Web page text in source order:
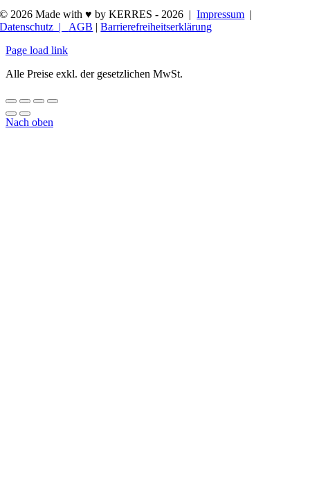
© 2026 Made with ♥ by KERRES - 2026 |Impressum |
Datenschutz | AGB |Barrierefreiheitserklärung
Page load link
Alle Preise exkl. der gesetzlichen MwSt.
Nach oben